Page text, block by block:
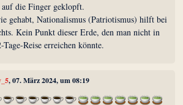
auf die Finger geklopft.
gehabt, Nationalismus (Patriotismus) hilft bei
Kein Punkt dieser Erde, den man nicht in
Tage-Reise erreichen könnte.
, 07. März 2024, um 08:19